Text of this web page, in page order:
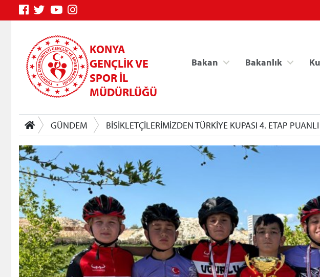
KONYA
GENÇLİK VE
SPOR İL
MÜDÜRLÜĞÜ
Bakan Bakanlık
GÜNDEM BİSİKLETÇİLERİMİZDEN TÜRKİYE KUPASI 4. ETAP
Genç Bilgi Sistemi